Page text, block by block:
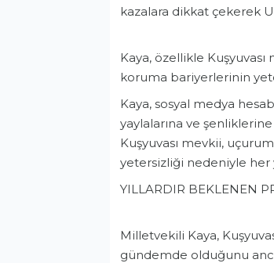
kazalara dikkat çekerek
Kaya, özellikle
koruma bariyerlerinin
Kaya, sosyal medya
yaylalarına ve
Kuşyuvası mevkii,
yetersizliği nedeniyle her
YILLARDIR BEKLENEN
Milletvekili Kaya,
gündemde olduğunu